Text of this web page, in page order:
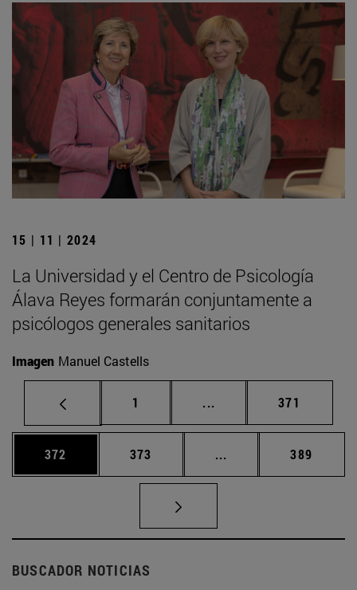
15 | 11 | 2024
La Universidad y el Centro de Psicología
Álava Reyes formarán conjuntamente a
psicólogos generales sanitarios
Imagen Manuel Castells
Página
1 ... Páginas intermedias
Página
371
Página
372 Página
373 ... Páginas intermedias
Página
389
BUSCADOR NOTICIAS